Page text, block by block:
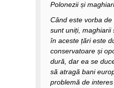
Polonezii și
Când este vorba
sunt uniți, maghiarii
în aceste țări este
conservatoare și
dură, dar ea se
să atragă bani
problemă de